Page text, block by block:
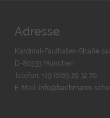
Adresse
Kardinal-Faulhaber-Straße
D-80333 München
Telefon: +49 (0)89 29 32 70
E-Mail: info@bachmann-